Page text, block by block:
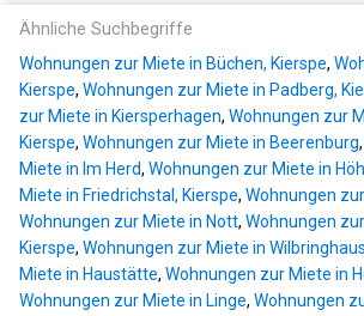
Ähnliche Suchbegriffe
Wohnungen zur Miete in Büchen, Kierspe,
Kierspe, Wohnungen zur Miete in Padberg,
zur Miete in Kiersperhagen, Wohnungen zur
Kierspe, Wohnungen zur Miete in Beerenburg,
Miete in Im Herd, Wohnungen zur Miete in
Miete in Friedrichstal, Kierspe, Wohnungen
Wohnungen zur Miete in Nott, Wohnungen
Kierspe, Wohnungen zur Miete in
Miete in Haustätte, Wohnungen zur Miete in
Wohnungen zur Miete in Linge, Wohnungen